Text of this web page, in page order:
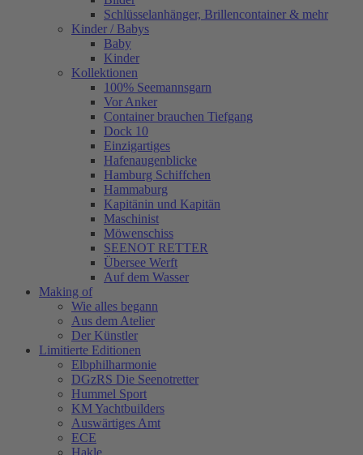
Schlüsselanhänger, Brillencontainer & mehr
Kinder / Babys
Baby
Kinder
Kollektionen
100% Seemannsgarn
Vor Anker
Container brauchen Tiefgang
Dock 10
Einzigartiges
Hafenaugen­blicke
Hamburg Schiffchen
Hammaburg
Kapitänin und Kapitän
Maschinist
Möwenschiss
SEENOT RETTER
Übersee Werft
Auf dem Wasser
Making of
Wie alles begann
Aus dem Atelier
Der Künstler
Limitierte Editionen
Elbphilharmonie
DGzRS Die Seenotretter
Hummel Sport
KM Yachtbuilders
Auswärtiges Amt
ECE
Hakle